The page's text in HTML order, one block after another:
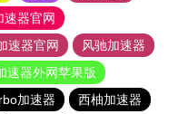
速器官网
速器官网
风驰加速器
速器外网苹果版
加速器
西柚加速器